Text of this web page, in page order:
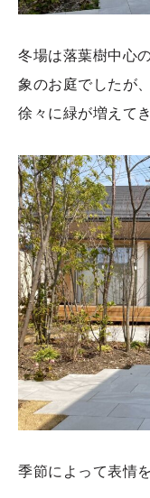
冬場は落葉樹中心
象のお庭でしたが、
徐々に緑が増えて
季節によって表情